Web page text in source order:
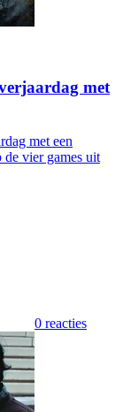
met
met een
vier games uit
0 reacties